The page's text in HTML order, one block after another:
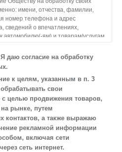
имени, отчества, фамилии,
номер телефона и адрес
сведений о впечатлениях,
автомобилю(-ям) и товарам/услугам,
телефона посетителя сайта,
посетителя сайта,
и способа для контакта, истории
систематизация,
(обновление, изменение),
передача (предоставление, доступ),
персональных данных.
данные
согласие на обработку
к целям, указанным в п. 3
свои
целью продвижения товаров,
на рынке, путем
контактов, а также выражаю
рекламной информации
включая сети
сеть интернет.